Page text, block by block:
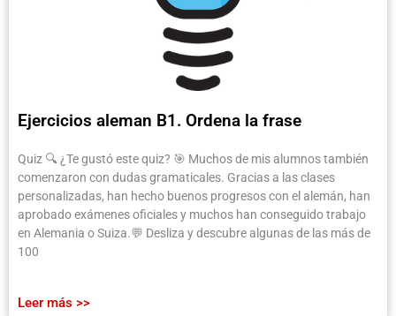
Ejercicios aleman B1. Ordena la frase
Quiz 🔍 ¿Te gustó este quiz? 🎯 Muchos de mis alumnos también
comenzaron con dudas gramaticales. Gracias a las clases
personalizadas, han hecho buenos progresos con el alemán, han
aprobado exámenes oficiales y muchos han conseguido trabajo
en Alemania o Suiza.💬 Desliza y descubre algunas de las más de
100
Leer más >>